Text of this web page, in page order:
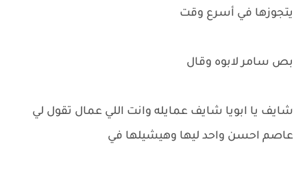
يتجوزها في أسرع وقت
بص سامر لابوه وقال
شايف يا ابويا شايف عمايله وانت اللي عمال تقول لي
عاصم احسن واحد ليها وهيشيلها في